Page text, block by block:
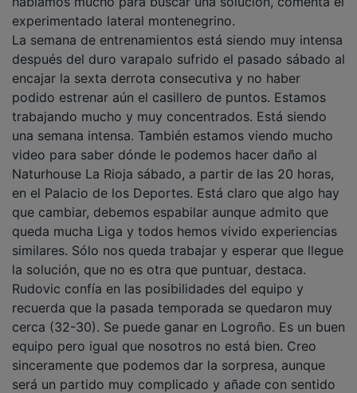
experimentado lateral montenegrino.
La semana de entrenamientos está siendo muy intensa
después del duro varapalo sufrido el pasado sábado al
encajar la sexta derrota consecutiva y no haber
podido estrenar aún el casillero de puntos. Estamos
trabajando mucho y muy concentrados. Está siendo
una semana intensa. También estamos viendo mucho
video para saber dónde le podemos hacer daño al
Naturhouse La Rioja sábado, a partir de las 20 horas,
en el Palacio de los Deportes. Está claro que algo hay
que cambiar, debemos espabilar aunque admito que
queda mucha Liga y todos hemos vivido experiencias
similares. Sólo nos queda trabajar y esperar que llegue
la solución, que no es otra que puntuar, destaca.
Rudovic confía en las posibilidades del equipo y
recuerda que la pasada temporada se quedaron muy
cerca (32-30). Se puede ganar en Logroño. Es un buen
equipo pero igual que nosotros no está bien. Creo
sinceramente que podemos dar la sorpresa, aunque
será un partido muy complicado y añade con sentido